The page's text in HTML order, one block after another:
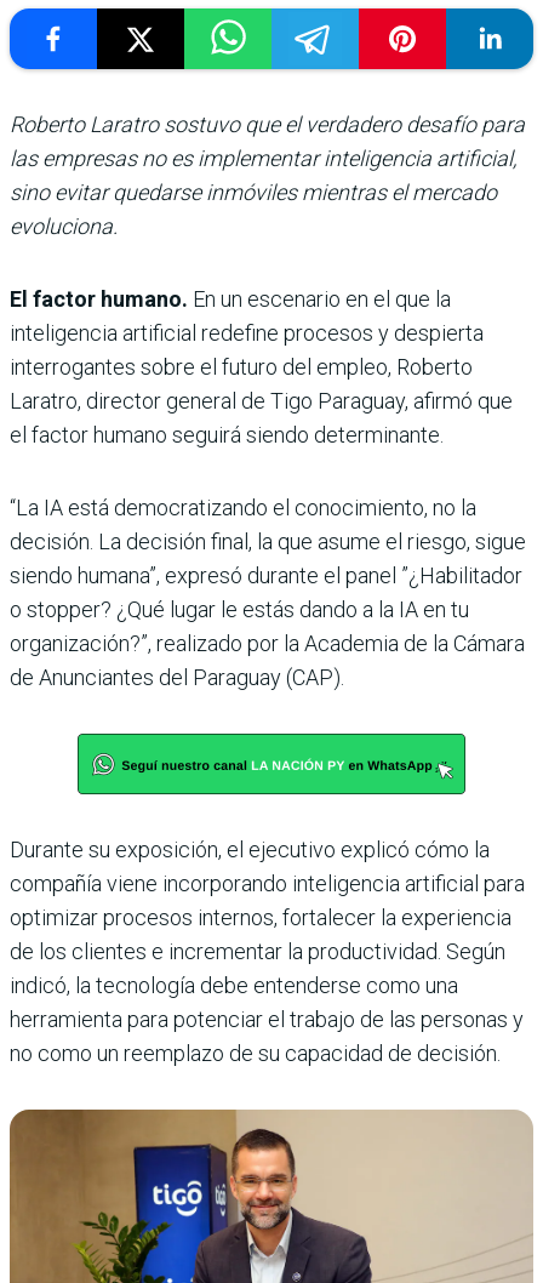
Roberto Laratro sostuvo que el verdadero desafío para
las empresas no es implementar inteligencia artificial,
sino evitar quedarse inmóviles mientras el mercado
evoluciona.
El factor humano. En un escenario en el que la
inteligencia artificial redefine procesos y despierta
interrogantes sobre el futuro del empleo, Roberto
Laratro, director general de Tigo Paraguay, afirmó que
el factor humano seguirá siendo determinante.
“La IA está democratizando el conocimiento, no la
decisión. La decisión final, la que asume el riesgo, sigue
siendo humana”, expresó durante el panel ”¿Habilitador
o stopper? ¿Qué lugar le estás dando a la IA en tu
organización?”, realizado por la Academia de la Cámara
de Anunciantes del Paraguay (CAP).
Durante su exposición, el ejecutivo explicó cómo la
compañía viene incorporando inteligencia artificial para
optimizar procesos internos, fortalecer la experiencia
de los clientes e incrementar la productividad. Según
indicó, la tecnología debe entenderse como una
herramienta para potenciar el trabajo de las personas y
no como un reemplazo de su capacidad de decisión.